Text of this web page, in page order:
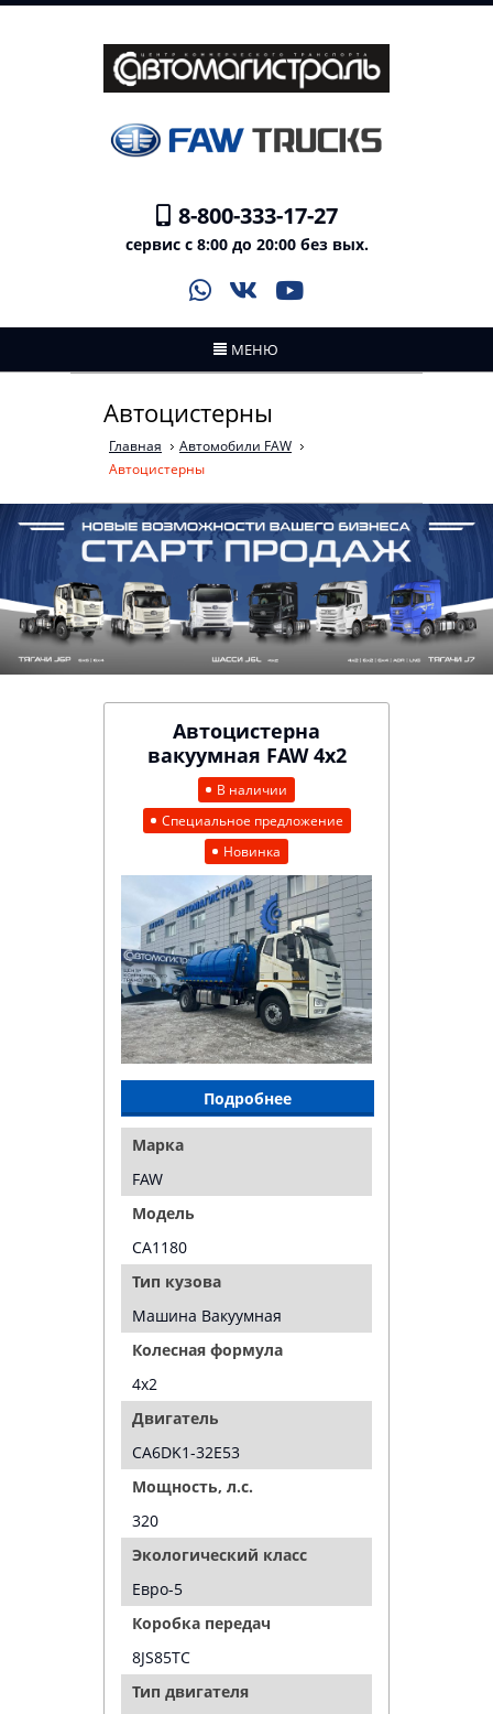
8-800-333-17-27
сервис с 8:00 до 20:00 без вых.
МЕНЮ
Автоцистерны
Главная
Автомобили FAW
Автоцистерны
Автоцистерна
вакуумная FAW 4х2
В наличии
Специальное предложение
Новинка
Подробнее
Марка
FAW
Модель
CA1180
Тип кузова
Машина Вакуумная
Колесная формула
4х2
Двигатель
CA6DK1-32Е53
Мощность, л.с.
320
Экологический класс
Евро-5
Коробка передач
8JS85ТС
Тип двигателя